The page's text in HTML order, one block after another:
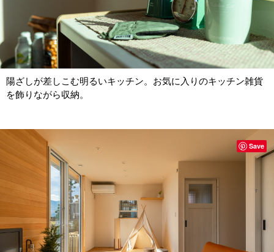
陽ざしが差しこむ明るいキッチン。お気に入りのキッチン雑貨
を飾りながら収納。
Save